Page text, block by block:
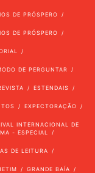
DE PRÓSPERO
DE PRÓSPERO
DE PERGUNTAR
ESTENDAIS
EXPECTORAÇÃO
INTERNACIONAL DE
- ESPECIAL
DE LEITURA
GRANDE BAÍA